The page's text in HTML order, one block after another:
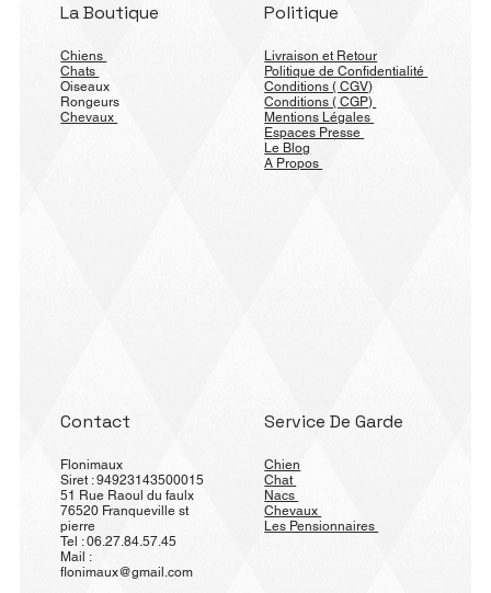
La Boutique
Chiens
Chats
Oiseaux
Rongeurs
Chevaux
Politique
Livraison et Retour
Politique de Confidentialité
Conditions ( CGV)
Conditions ( CGP)
Mentions Légales
Espaces Presse
Le Blog
A Propos
Contact
Flonimaux
Siret : 94923143500015
51 Rue Raoul du faulx
76520 Franqueville st
pierre
Tel : 06.27.84.57.45
Mail :
flonimaux@gmail.com
Service De Garde
Chien
Chat
Nacs
Chevaux
Les Pensionnaires